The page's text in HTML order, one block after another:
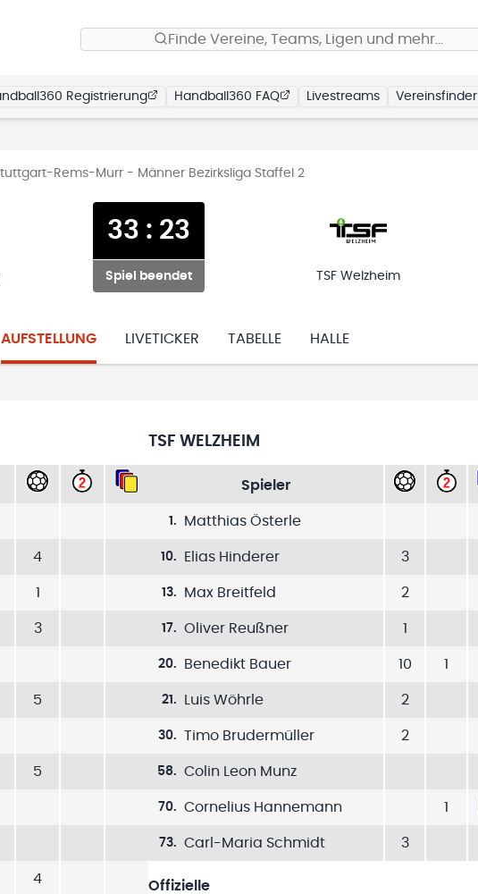
Finde Vereine, Teams, Ligen und mehr…
Registrierung Handball360 FAQ Livestreams Vereinsfinder
Rems-Murr - Männer Bezirksliga Staffel 2
33 : 23
Spiel beendet TSF Welzheim
AUFSTELLUNG LIVETICKER TABELLE HALLE
4
1
3
5
5
4
TSF WELZHEIM
Spieler
1 . Matthias Österle
10. Elias Hinderer 3
13. Max Breitfeld 2
17. Oliver Reußner 1
20. Benedikt Bauer 10 1
21 . Luis Wöhrle 2
30. Timo Brudermüller 2
58. Colin Leon Munz
70. Cornelius Hannemann 1
73. Carl-Maria Schmidt 3
Offizielle